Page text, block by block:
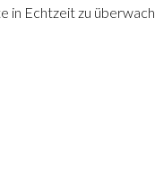
Echtzeit zu